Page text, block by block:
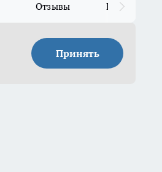
Отзывы Прайс для
Принять